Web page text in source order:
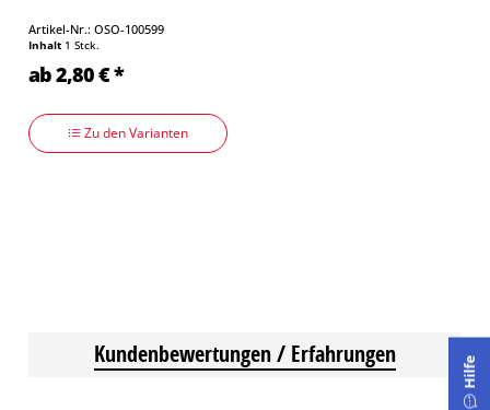
Artikel-Nr.: OSO-100599
Inhalt 1 Stck.
ab 2,80 € *
Zu den Varianten
Kundenbewertungen / Erfahrungen
Hilfe